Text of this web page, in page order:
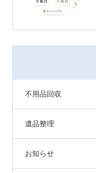
不用品回収
遺品整理
お知らせ